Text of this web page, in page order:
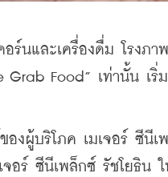
และเครื่องดื่ม โรงภาพ
Grab Food” เท่านั้น เ
ผู้บริโภค เมเจอร์ ซีนีเ
จอร์ ซีนีเพล็กซ์ รัชโยธิ